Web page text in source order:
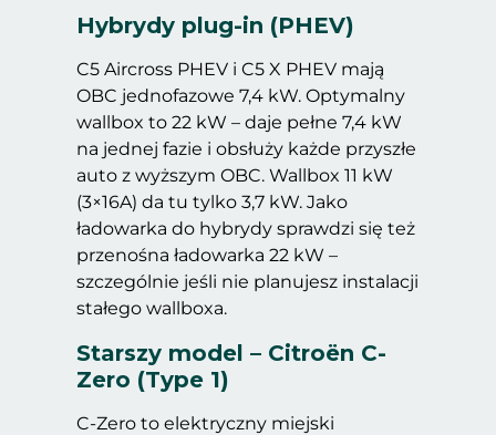
Hybrydy plug-in (PHEV)
C5 Aircross PHEV i C5 X PHEV mają
OBC jednofazowe 7,4 kW. Optymalny
wallbox to 22 kW – daje pełne 7,4 kW
na jednej fazie i obsłuży każde przyszłe
auto z wyższym OBC. Wallbox 11 kW
(3×16A) da tu tylko 3,7 kW. Jako
ładowarka do hybrydy sprawdzi się też
przenośna ładowarka 22 kW –
szczególnie jeśli nie planujesz instalacji
stałego wallboxa.
Starszy model – Citroën C-
Zero (Type 1)
C-Zero to elektryczny miejski
Zgoda na pliki cookie
Cookies to małe pliki danych, które są
przechowywane na Twoim urządzeniu podczas
przeglądania stron internetowych. Używamy ich
do poprawy działania serwisu, personalizacji treści,
oraz analizy ruchu na stronie.
Dostosuj Zezwól na wszystkie